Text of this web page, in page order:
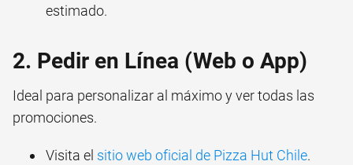
estimado.
2. Pedir en Línea (Web o App)
Ideal para personalizar al máximo y ver todas las
promociones.
Visita el sitio web oficial de Pizza Hut Chile.